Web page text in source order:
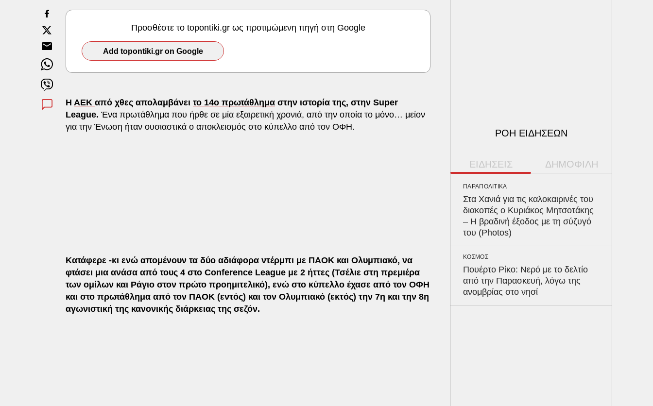
Προσθέστε το topontiki.gr ως προτιμώμενη πηγή στη Google
Add topontiki.gr on Google
Η ΑΕΚ από χθες απολαμβάνει το 14ο πρωτάθλημα στην ιστορία της, στην Super
League. Ένα πρωτάθλημα που ήρθε σε μία εξαιρετική χρονιά, από την οποία το μόνο… μείον
για την Ένωση ήταν ουσιαστικά ο αποκλεισμός στο κύπελλο από τον ΟΦΗ.
Κατάφερε -κι ενώ απομένουν τα δύο αδιάφορα ντέρμπι με ΠΑΟΚ και Ολυμπιακό, να
φτάσει μια ανάσα από τους 4 στο Conference League με 2 ήττες (Τσέλιε στη πρεμιέρα
των ομίλων και Ράγιο στον πρώτο προημιτελικό), ενώ στο κύπελλο έχασε από τον ΟΦΗ
και στο πρωτάθλημα από τον ΠΑΟΚ (εντός) και τον Ολυμπιακό (εκτός) την 7η και την 8η
αγωνιστική της κανονικής διάρκειας της σεζόν.
ΡΟΗ ΕΙΔΗΣΕΩΝ
ΕΙΔΗΣΕΙΣ ΔΗΜΟΦΙΛΗ
ΠΑΡΑΠΟΛΙΤΙΚΑ
Στα Χανιά για τις καλοκαιρινές του
διακοπές ο Κυριάκος Μητσοτάκης
– Η βραδινή έξοδος με τη σύζυγό
του (Photos)
ΚΟΣΜΟΣ
Πουέρτο Ρίκο: Νερό με το δελτίο
από την Παρασκευή, λόγω της
ανομβρίας στο νησί